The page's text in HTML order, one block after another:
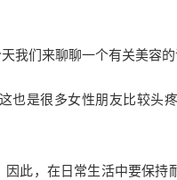
我们来聊聊一个有关美容的
也是很多女性朋友比较头
此，在日常生活中要保持